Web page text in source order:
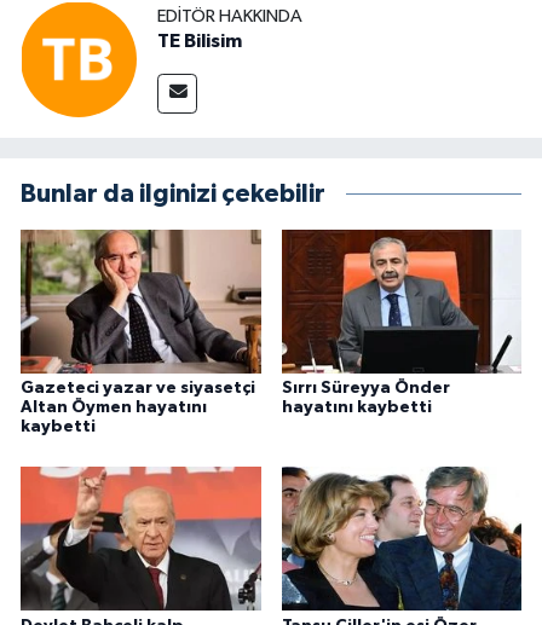
EDITÖR HAKKINDA
TE Bilisim
Bunlar da ilginizi çekebilir
Gazeteci yazar ve siyasetçi
Altan Öymen hayatını
kaybetti
Sırrı Süreyya Önder
hayatını kaybetti